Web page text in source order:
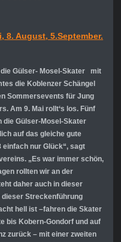
8. August, 5.September.
Gülser- Mosel-Skater mit
die Koblenzer Schängel
Sommersevents für Jung
Am 9. Mai rollt‘s los. Fünf
die Gülser-Mosel-Skater
auf das gleiche gute
einfach nur Glück“, sagt
„Es war immer schön,
rollten wir an der
daher auch in dieser
dieser Streckenführung
hell ist –fahren die Skater
bis Kobern-Gondorf und auf
zurück – mit einer zweiten